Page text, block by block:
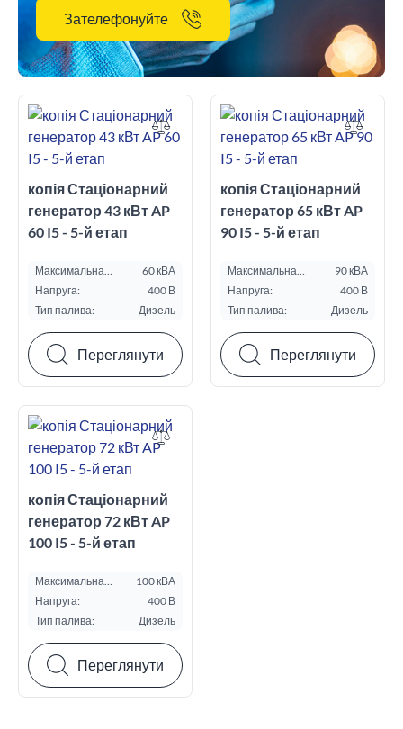
Зателефонуйте
копія Стаціонарний
генератор 43 кВт AP
60 I5 - 5-й етап
Максимальна
потужність ESP, кВА:
60 кВА
Напруга:
400 В
Тип палива:
Дизель
Переглянути
копія Стаціонарний
генератор 65 кВт AP
90 I5 - 5-й етап
Максимальна
потужність ESP, кВА:
90 кВА
Напруга:
400 В
Тип палива:
Дизель
Переглянути
копія Стаціонарний
генератор 72 кВт AP
100 I5 - 5-й етап
Максимальна
потужність ESP, кВА:
100 кВА
Напруга:
400 В
Тип палива:
Дизель
Переглянути